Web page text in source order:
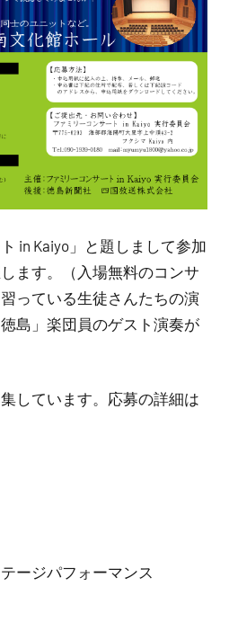
in Kaiyo」と題しまして参加
ます。（入場無料のコンサ
っている生徒さんたちの演
島」楽団員のゲスト演奏が
しています。応募の詳細は
ージパフォーマンス